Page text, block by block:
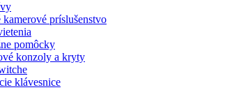
kamerové príslušenstvo
pomôcky
konzoly a kryty
klávesnice